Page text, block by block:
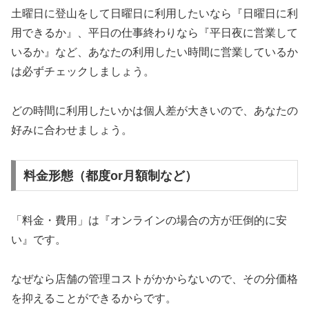
土曜日に登山をして日曜日に利用したいなら『日曜日に利
用できるか』、平日の仕事終わりなら『平日夜に営業して
いるか』など、あなたの利用したい時間に営業しているか
は必ずチェックしましょう。
どの時間に利用したいかは個人差が大きいので、あなたの
好みに合わせましょう。
料金形態（都度or月額制など）
「料金・費用」は『オンラインの場合の方が圧倒的に安
い』です。
なぜなら店舗の管理コストがかからないので、その分価格
を抑えることができるからです。